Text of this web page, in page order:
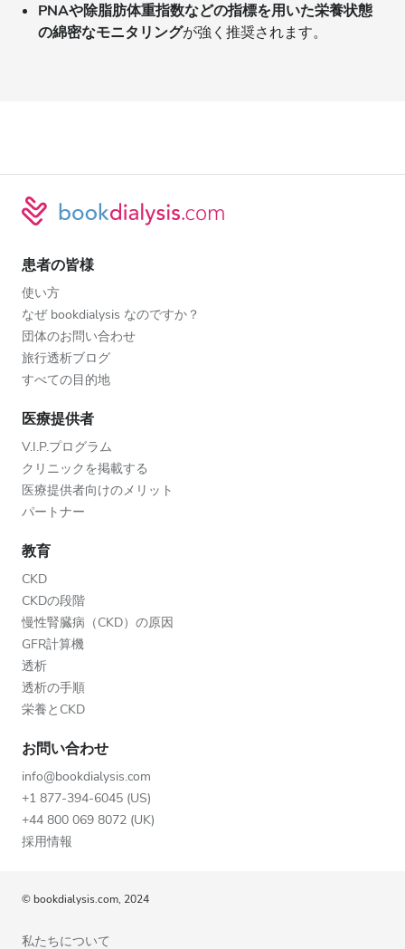
PNAや除脂肪体重指数などの指標を用いた栄養状態
の綿密なモニタリングが強く推奨されます。
患者の皆様
使い方
なぜ bookdialysis なのですか？
団体のお問い合わせ
旅行透析ブログ
すべての目的地
医療提供者
V.I.P.プログラム
クリニックを掲載する
医療提供者向けのメリット
パートナー
教育
CKD
CKDの段階
慢性腎臓病（CKD）の原因
GFR計算機
透析
透析の手順
栄養とCKD
お問い合わせ
info@bookdialysis.com
+1 877-394-6045 (US)
+44 800 069 8072 (UK)
採用情報
© bookdialysis.com, 2024
私たちについて